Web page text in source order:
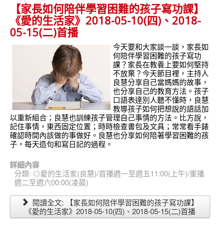
【家長如何陪伴學習困難的孩子寫功課】
《愛的生活家》2018-05-10(四)、2018-
05-15(二)首播
今天要和大家談一談，家長如
何陪伴學習困難的孩子寫功
課？家長在教養上要如何堅持
不放棄？今天節目裡，主持人
良慧分享自己當媽媽的故事，
也分享自己的教育方法。孩子
口語表達別人聽不懂時，良慧
教導孩子如何把想說的語話加
以重新組合；良慧也訓練孩子管理自己事情的方法。比方說，
記住事情， 東西固定位置；時時檢查書包及文具；常常看手錶
確認時間內該做的事做好。 良慧也分享如何陪著學習困難的孩
子，每天造句和寫日記的過程。
詳細內容
分類: ◎愛的生活家(良慧)/首播週一至週五11:00(上午)/重播
週二至週六00:00(凌晨)
閱讀全文: 【家長如何陪伴學習困難的孩子寫功課】
《愛的生活家》2018-05-10(四)、2018-05-15(二)首播